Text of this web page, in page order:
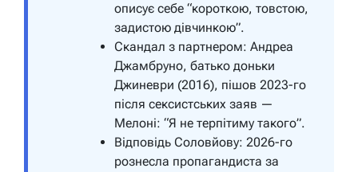
описує себе “короткою, товстою,
задистою дівчинкою”.
Скандал з партнером: Андреа
Джамбруно, батько доньки
Джиневри (2016), пішов 2023-го
після сексистських заяв —
Мелоні: “Я не терпітиму такого”.
Відповідь Соловйову: 2026-го
рознесла пропагандиста за